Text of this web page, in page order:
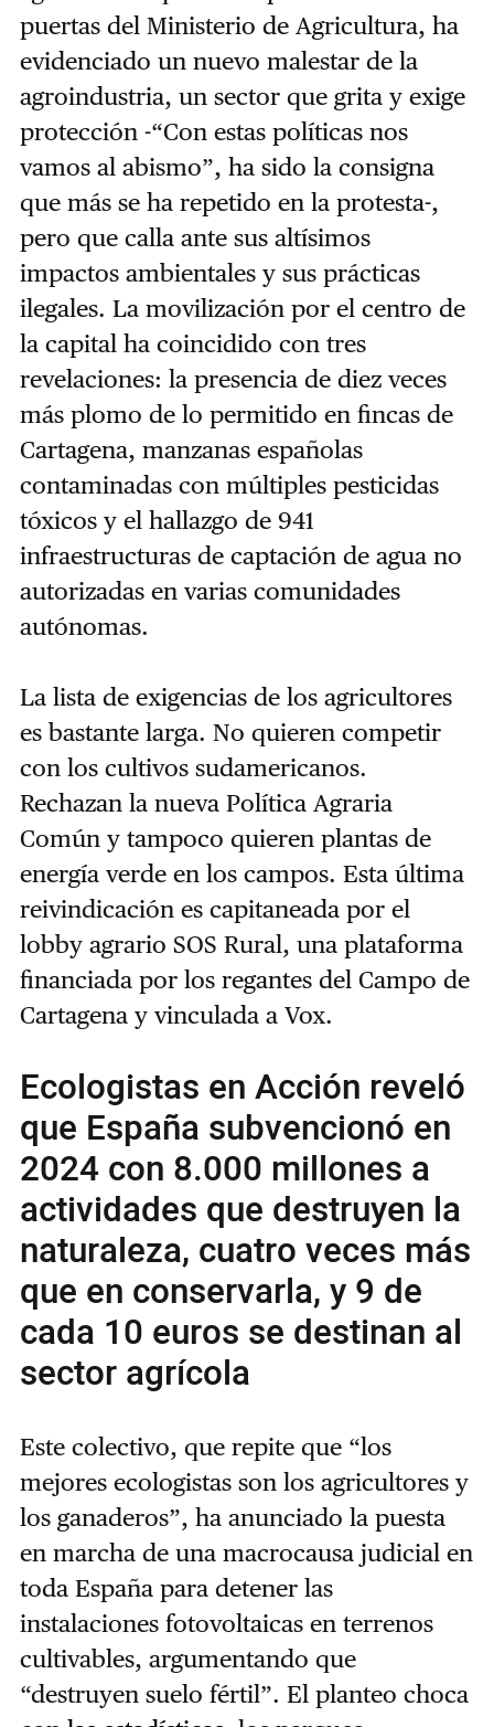
puertas del Ministerio de Agricultura, ha
evidenciado un nuevo malestar de la
agroindustria, un sector que grita y exige
protección -“Con estas políticas nos
vamos al abismo”, ha sido la consigna
que más se ha repetido en la protesta-,
pero que calla ante sus altísimos
impactos ambientales y sus prácticas
ilegales. La movilización por el centro de
la capital ha coincidido con tres
revelaciones: la presencia de diez veces
más plomo de lo permitido en fincas de
Cartagena, manzanas españolas
contaminadas con múltiples pesticidas
tóxicos y el hallazgo de 941
infraestructuras de captación de agua no
autorizadas en varias comunidades
autónomas.
La lista de exigencias de los agricultores
es bastante larga. No quieren competir
con los cultivos sudamericanos.
Rechazan la nueva Política Agraria
Común y tampoco quieren plantas de
energía verde en los campos. Esta última
reivindicación es capitaneada por el
lobby agrario SOS Rural, una plataforma
financiada por los regantes del Campo de
Cartagena y vinculada a Vox.
Ecologistas en Acción reveló
que España subvencionó en
2024 con 8.000 millones a
actividades que destruyen la
naturaleza, cuatro veces más
que en conservarla, y 9 de
cada 10 euros se destinan al
sector agrícola
Este colectivo, que repite que “los
mejores ecologistas son los agricultores y
los ganaderos”, ha anunciado la puesta
en marcha de una macrocausa judicial en
toda España para detener las
instalaciones fotovoltaicas en terrenos
cultivables, argumentando que
“destruyen suelo fértil”. El planteo choca